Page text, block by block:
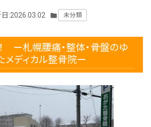
:2026.03.02 folder 未分類
ー札幌腰痛・整体・骨盤のゆ
メディカル整骨院ー